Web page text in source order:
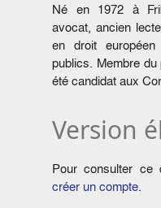
Né en 1972 à
avocat, ancien
en droit
publics. Membre
été candidat aux
Version
Pour consulter ce
créer un compte.